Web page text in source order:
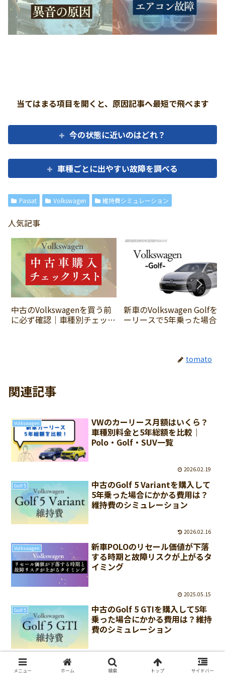
当てはまる項目を開くと、原因記事へ最短で飛べます
今の状態に近いのはどれ？
車種ごとに出やすい故障を調べる
Passat Volkswagen 維持費シミュレーション
人気記事
中古のVolkswagenを買う前
に必ず確認｜車種別チェック
新車のVolkswagen Golfをカ
ーリースで5年乗った場合に
tomato
関連記事
Volkswagen
VWのカーリース月額はいくら？
車種別料金と5年総額を比較｜
Polo・Golf・SUV一覧
2026.02.19
Golf 5
中古のGolf 5 Variantを購入して
5年乗った場合にかかる費用は？
維持費のシミュレーション
2026.02.16
Volkswagen
新車POLOのリセール価値が下落
する時期と故障リスクが上がるタ
イミング
2025.05.15
Golf 5
中古のGolf 5 GTIを購入して5年
乗った場合にかかる費用は？維持
費のシミュレーション
2026.02.18
Golf
中古のGolf Touranを購入して5
メニュー ホーム 検索 トップ サイドバー